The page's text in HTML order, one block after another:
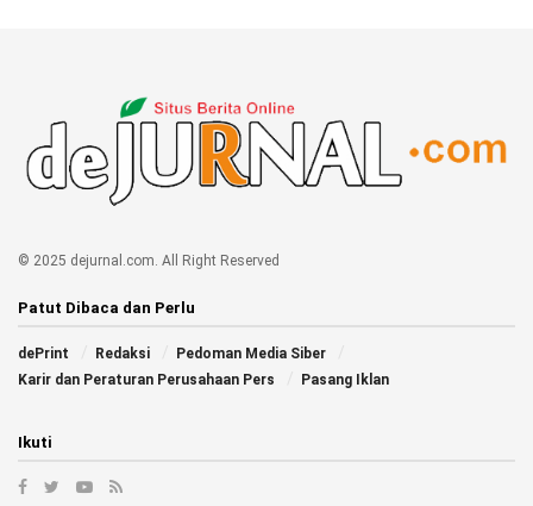
© 2025 dejurnal.com. All Right Reserved
Patut Dibaca dan Perlu
dePrint Redaksi
Pedoman Media Siber
Karir dan Peraturan Perusahaan Pers
Pasang Iklan
Ikuti